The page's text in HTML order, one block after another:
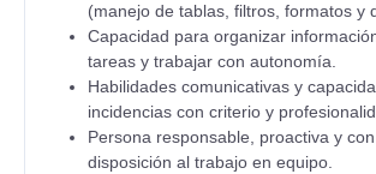
(manejo de tablas, filtros, formatos y
Capacidad para organizar
tareas y trabajar con autonomía.
Habilidades comunicativas y
incidencias con criterio y
Persona responsable, proactiva y
disposición al trabajo en equipo.